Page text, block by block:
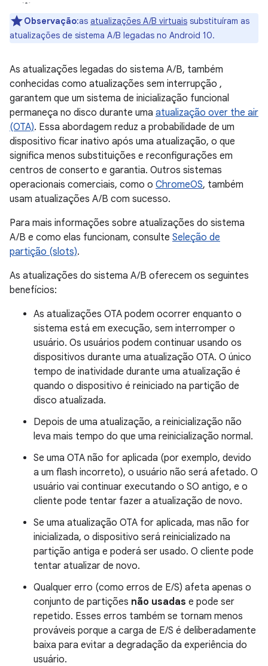
Observação:as atualizações A/B virtuais substituíram as
atualizações de sistema A/B legadas no Android 10.
As atualizações legadas do sistema A/B, também
conhecidas como atualizações sem interrupção ,
garantem que um sistema de inicialização funcional
permaneça no disco durante uma atualização over the air
(OTA). Essa abordagem reduz a probabilidade de um
dispositivo ficar inativo após uma atualização, o que
significa menos substituições e reconfigurações em
centros de conserto e garantia. Outros sistemas
operacionais comerciais, como o ChromeOS, também
usam atualizações A/B com sucesso.
Para mais informações sobre atualizações do sistema
A/B e como elas funcionam, consulte Seleção de
partição (slots).
As atualizações do sistema A/B oferecem os seguintes
benefícios:
As atualizações OTA podem ocorrer enquanto o
sistema está em execução, sem interromper o
usuário. Os usuários podem continuar usando os
dispositivos durante uma atualização OTA. O único
tempo de inatividade durante uma atualização é
quando o dispositivo é reiniciado na partição de
disco atualizada.
Depois de uma atualização, a reinicialização não
leva mais tempo do que uma reinicialização normal.
Se uma OTA não for aplicada (por exemplo, devido
a um flash incorreto), o usuário não será afetado. O
usuário vai continuar executando o SO antigo, e o
cliente pode tentar fazer a atualização de novo.
Se uma atualização OTA for aplicada, mas não for
inicializada, o dispositivo será reinicializado na
partição antiga e poderá ser usado. O cliente pode
tentar atualizar de novo.
Qualquer erro (como erros de E/S) afeta apenas o
conjunto de partições não usadas e pode ser
repetido. Esses erros também se tornam menos
prováveis porque a carga de E/S é deliberadamente
baixa para evitar a degradação da experiência do
usuário.